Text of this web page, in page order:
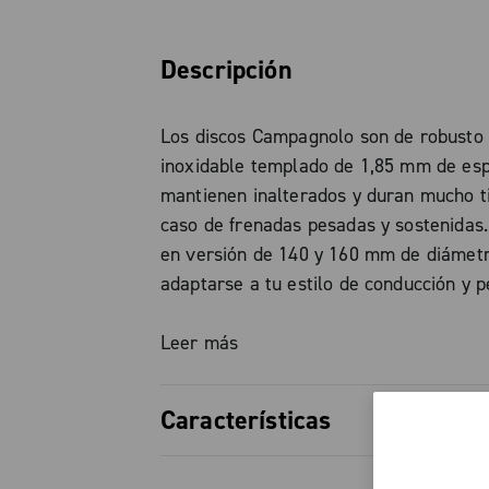
Descripción
Los discos Campagnolo son de
inoxidable templado de 1,85 mm de
mantienen inalterados y duran mucho
caso de frenadas pesadas y
en versión de 140 y 160 mm de
adaptarse a tu estilo de conducción y
mismas pastillas, el disco más grande
disipación del calor sobre una más
Leer más
Características